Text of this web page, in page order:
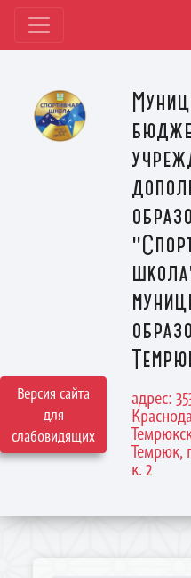
Версия сайта
для
слабовидящих
адрес:
Темрюк,
к. 2